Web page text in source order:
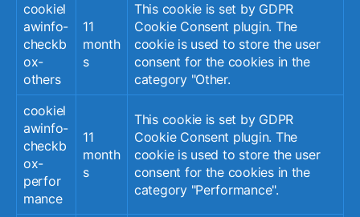
Flohmarkt
Bornscheuerhaus (8)
Stadtteilrikscha(7) BIB@BOB (7)
Hoodsessions
Zukunftswerkstätten(7)
Jappoo-NRW e.V.
Grünfläche(7)
Mobilität
integriertes städtebauliches Enwicklungskonzept(7)
Europaschule(7) Dein Quartier(7)
Pumptrackracing
Workshops(7)
Berliner Straße
Adventsmarkt
cookiel
awinfo-
checkb
ox-
others
11
month
s
This cookie is set by GDPR
Cookie Consent plugin. The
cookie is used to store the user
consent for the cookies in the
category "Other.
cookiel
awinfo-
checkb
ox-
perfor
mance
11
month
s
This cookie is set by GDPR
Cookie Consent plugin. The
cookie is used to store the user
consent for the cookies in the
category "Performance".